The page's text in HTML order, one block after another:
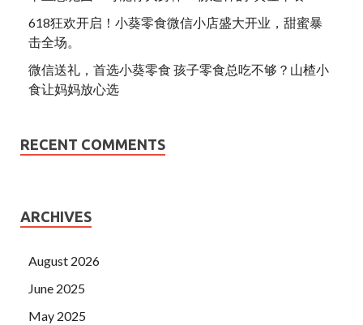
618狂欢开启！小葵零食微信小店盛大开业，甜蜜暴
击全场。
微信送礼，首选小葵零食 孩子零食总吃不够？山楂小
食让妈妈放心选
RECENT COMMENTS
ARCHIVES
August 2026
June 2025
May 2025